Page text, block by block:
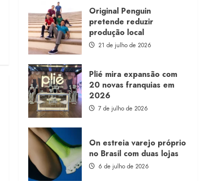
Original Penguin
pretende reduzir
produção local
21 de julho de 2026
Plié mira expansão com
20 novas franquias em
2026
7 de julho de 2026
On estreia varejo próprio
no Brasil com duas lojas
6 de julho de 2026